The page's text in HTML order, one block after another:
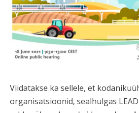
Viidatakse ka sellele, et
organisatsioonid, sealhulgas